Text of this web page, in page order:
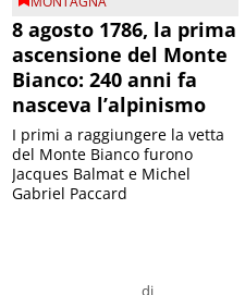
8 agosto 1786, la prima
ascensione del Monte
Bianco: 240 anni fa
nasceva l’alpinismo
di
I primi a raggiungere la vetta
del Monte Bianco furono
Jacques Balmat e Michel
Gabriel Paccard